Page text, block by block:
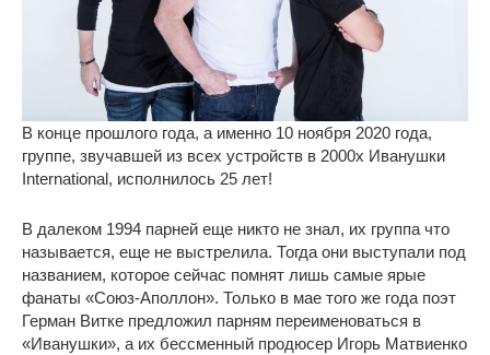
В конце прошлого года, а именно 10 ноября 2020 года,
группе, звучавшей из всех устройств в 2000х Иванушки
International, исполнилось 25 лет!
В далеком 1994 парней еще никто не знал, их группа что
называется, еще не выстрелила. Тогда они выступали под
названием, которое сейчас помнят лишь самые ярые
фанаты «Союз-Аполлон». Только в мае того же года поэт
Герман Витке предложил парням переименоваться в
«Иванушки», а их бессменный продюсер Игорь Матвиенко